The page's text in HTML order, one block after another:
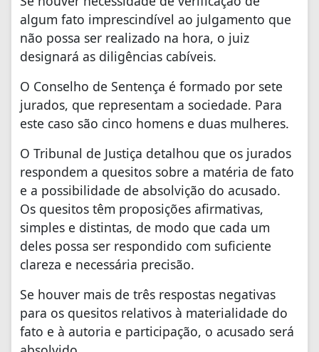
algum fato imprescindível ao julgamento que
não possa ser realizado na hora, o juiz
designará as diligências cabíveis.
O Conselho de Sentença é formado por sete
jurados, que representam a sociedade. Para
este caso são cinco homens e duas mulheres.
O Tribunal de Justiça detalhou que os jurados
respondem a quesitos sobre a matéria de fato
e a possibilidade de absolvição do acusado.
Os quesitos têm proposições afirmativas,
simples e distintas, de modo que cada um
deles possa ser respondido com suficiente
clareza e necessária precisão.
Se houver mais de três respostas negativas
para os quesitos relativos à materialidade do
fato e à autoria e participação, o acusado será